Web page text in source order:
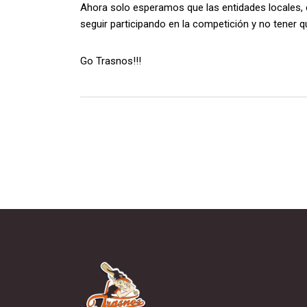
Ahora solo esperamos que las entidades
seguir participando en la competición y no tener
Go Trasnos!!!